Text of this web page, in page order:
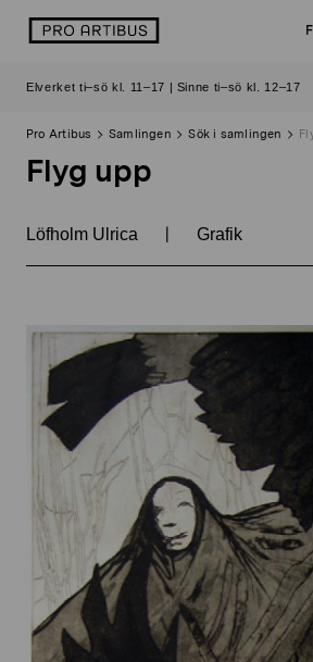
logo
Elverket ti–sö kl. 11–17 | Sinne ti–sö kl. 12–17
Pro Artibus Samlingen Sök i samlingen
Flyg upp
Löfholm Ulrica | Grafik